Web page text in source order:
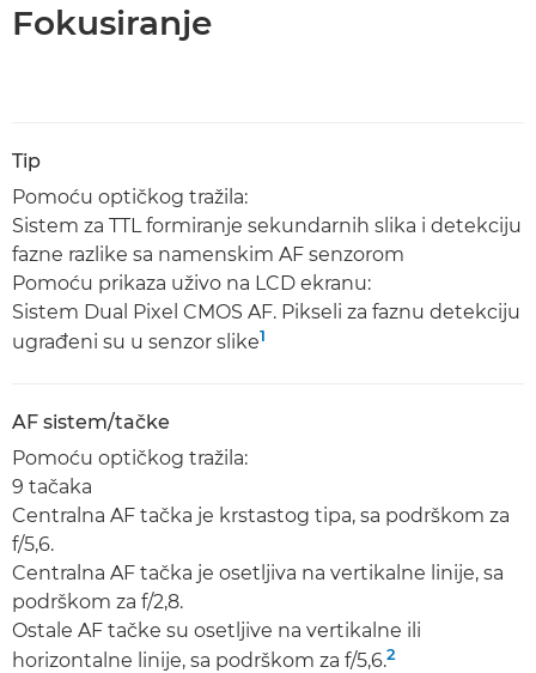
Fokusiranje
Tip
Pomoću optičkog tražila:
Sistem za TTL formiranje sekundarnih slika i detekciju
fazne razlike sa namenskim AF senzorom
Pomoću prikaza uživo na LCD ekranu:
Sistem Dual Pixel CMOS AF. Pikseli za faznu detekciju
ugrađeni su u senzor slike1
AF sistem/tačke
Pomoću optičkog tražila:
9 tačaka
Centralna AF tačka je krstastog tipa, sa podrškom za
f/5,6.
Centralna AF tačka je osetljiva na vertikalne linije, sa
podrškom za f/2,8.
Ostale AF tačke su osetljive na vertikalne ili
horizontalne linije, sa podrškom za f/5,6.2